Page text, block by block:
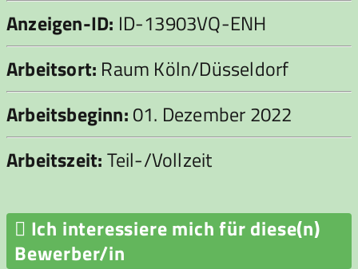
Anzeigen-ID: ID-13903VQ-ENH
Arbeitsort: Raum Köln/Düsseldorf
Arbeitsbeginn:01. Dezember 2022
Arbeitszeit:Teil-/Vollzeit
 Ich interessiere mich für diese(n)
Bewerber/in